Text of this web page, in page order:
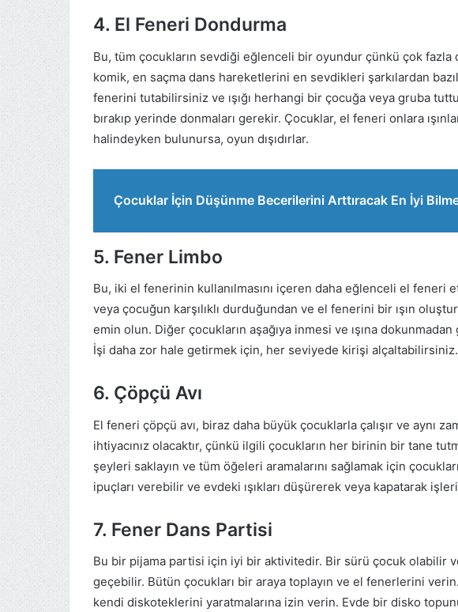
4. El Feneri Dondurma
Bu, tüm çocukların sevdiği eğlenceli bir oyundur çünkü çok fazla
komik, en saçma dans hareketlerini en sevdikleri şarkılardan
fenerini tutabilirsiniz ve ışığı herhangi bir çocuğa veya gruba
bırakıp yerinde donmaları gerekir. Çocuklar, el feneri onlara
halindeyken bulunursa, oyun dışıdırlar.
Çocuklar İçin Düşünme Becerilerini Arttıracak En İyi
5. Fener Limbo
Bu, iki el fenerinin kullanılmasını içeren daha eğlenceli el
veya çocuğun karşılıklı durduğundan ve el fenerini bir ışın
emin olun. Diğer çocukların aşağıya inmesi ve ışına
İşi daha zor hale getirmek için, her seviyede kirişi alçaltabilirsiniz.
6. Çöpçü Avı
El feneri çöpçü avı, biraz daha büyük çocuklarla çalışır ve aynı
ihtiyacınız olacaktır, çünkü ilgili çocukların her birinin bir tane
şeyleri saklayın ve tüm öğeleri aramalarını sağlamak için
ipuçları verebilir ve evdeki ışıkları düşürerek veya kapatarak
7. Fener Dans Partisi
Bu bir pijama partisi için iyi bir aktivitedir. Bir sürü çocuk olabilir
geçebilir. Bütün çocukları bir araya toplayın ve el fenerlerini
kendi diskoteklerini yaratmalarına izin verin. Evde bir disko